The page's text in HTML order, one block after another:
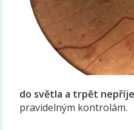
do světla a trpět
pravidelným kontrolám.